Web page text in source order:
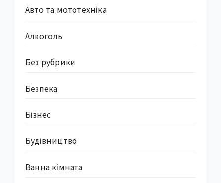
Авто та мототехніка
Алкоголь
Без рубрики
Безпека
Бізнес
Будівництво
Ванна кімната